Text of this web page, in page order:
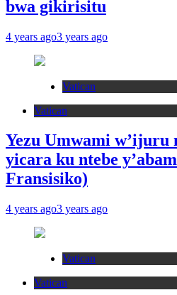
bwa gikirisitu
4 years ago3 years ago
Vatican
Vatican
Yezu Umwami w’ijuru
yicara ku ntebe
Fransisiko)
4 years ago3 years ago
Vatican
Vatican